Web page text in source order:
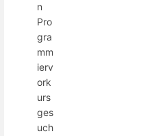
n
Pro
gra
mm
ierv
ork
urs
ges
uch